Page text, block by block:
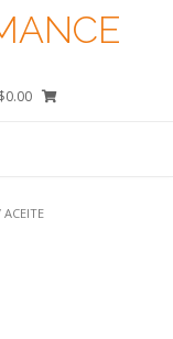
ACEITE